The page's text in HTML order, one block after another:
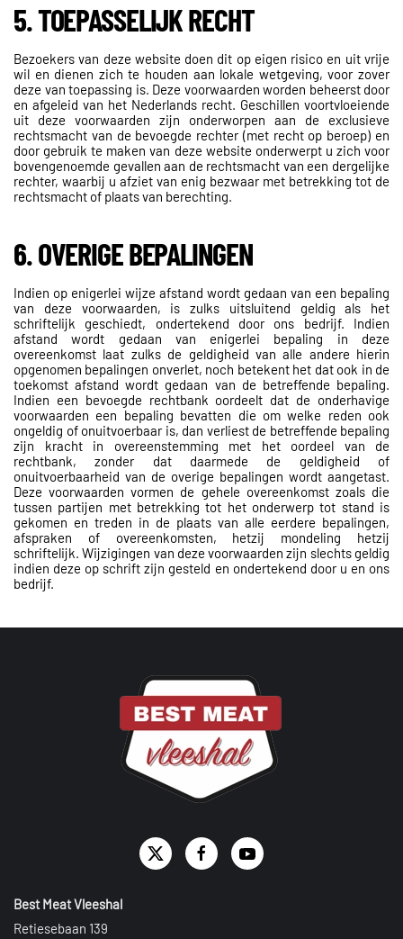
5. TOEPASSELIJK RECHT
Bezoekers van deze website doen dit op eigen risico en uit vrije
wil en dienen zich te houden aan lokale wetgeving, voor zover
deze van toepassing is. Deze voorwaarden worden beheerst door
en afgeleid van het Nederlands recht. Geschillen voortvloeiende
uit deze voorwaarden zijn onderworpen aan de exclusieve
rechtsmacht van de bevoegde rechter (met recht op beroep) en
door gebruik te maken van deze website onderwerpt u zich voor
bovengenoemde gevallen aan de rechtsmacht van een dergelijke
rechter, waarbij u afziet van enig bezwaar met betrekking tot de
rechtsmacht of plaats van berechting.
6. OVERIGE BEPALINGEN
Indien op enigerlei wijze afstand wordt gedaan van een bepaling
van deze voorwaarden, is zulks uitsluitend geldig als het
schriftelijk geschiedt, ondertekend door ons bedrijf. Indien
afstand wordt gedaan van enigerlei bepaling in deze
overeenkomst laat zulks de geldigheid van alle andere hierin
opgenomen bepalingen onverlet, noch betekent het dat ook in de
toekomst afstand wordt gedaan van de betreffende bepaling.
Indien een bevoegde rechtbank oordeelt dat de onderhavige
voorwaarden een bepaling bevatten die om welke reden ook
ongeldig of onuitvoerbaar is, dan verliest de betreffende bepaling
zijn kracht in overeenstemming met het oordeel van de
rechtbank, zonder dat daarmede de geldigheid of
onuitvoerbaarheid van de overige bepalingen wordt aangetast.
Deze voorwaarden vormen de gehele overeenkomst zoals die
tussen partijen met betrekking tot het onderwerp tot stand is
gekomen en treden in de plaats van alle eerdere bepalingen,
afspraken of overeenkomsten, hetzij mondeling hetzij
schriftelijk. Wijzigingen van deze voorwaarden zijn slechts geldig
indien deze op schrift zijn gesteld en ondertekend door u en ons
bedrijf.
Best Meat Vleeshal
Retiesebaan 139